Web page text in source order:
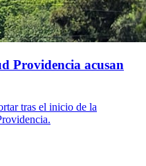
Providencia acusan
tras el inicio de la